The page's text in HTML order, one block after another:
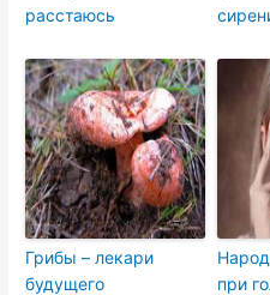
расстаюсь
Грибы – лекари
будущего
при